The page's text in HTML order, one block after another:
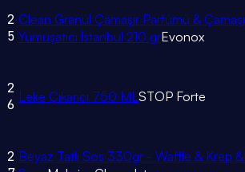
2
5
Clean Granül Çamaşır Parfümü &
Yumuşatıcı İstanbul 210 grEvonox
2
6 Leke Çıkarıcı 750 ML STOP Forte
2 Beyaz Tatlı Sos 330gr - Waffle & Krep